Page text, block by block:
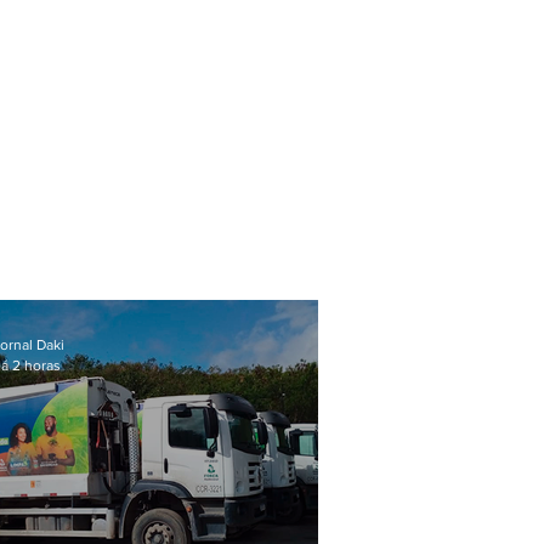
Daki
2 horas